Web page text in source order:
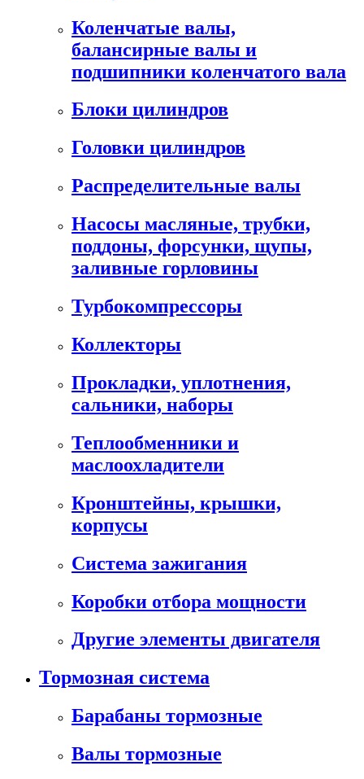
Коленчатые валы,
балансирные валы и
подшипники коленчатого вала
Блоки цилиндров
Головки цилиндров
Распределительные валы
Насосы масляные, трубки,
поддоны, форсунки, щупы,
заливные горловины
Турбокомпрессоры
Коллекторы
Прокладки, уплотнения,
сальники, наборы
Теплообменники и
маслоохладители
Кронштейны, крышки,
корпусы
Cистема зажигания
Коробки отбора мощности
Другие элементы двигателя
Тормозная система
Барабаны тормозные
Валы тормозные